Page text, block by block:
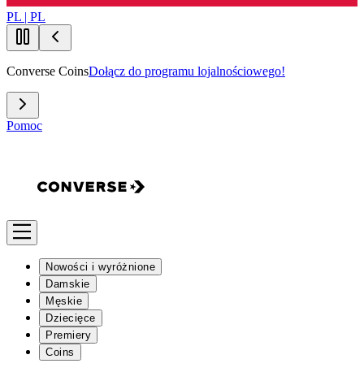
PL | PL
Converse CoinsDołącz do programu lojalnościowego!
Pomoc
Nowości i wyróżnione
Damskie
Męskie
Dziecięce
Premiery
Coins